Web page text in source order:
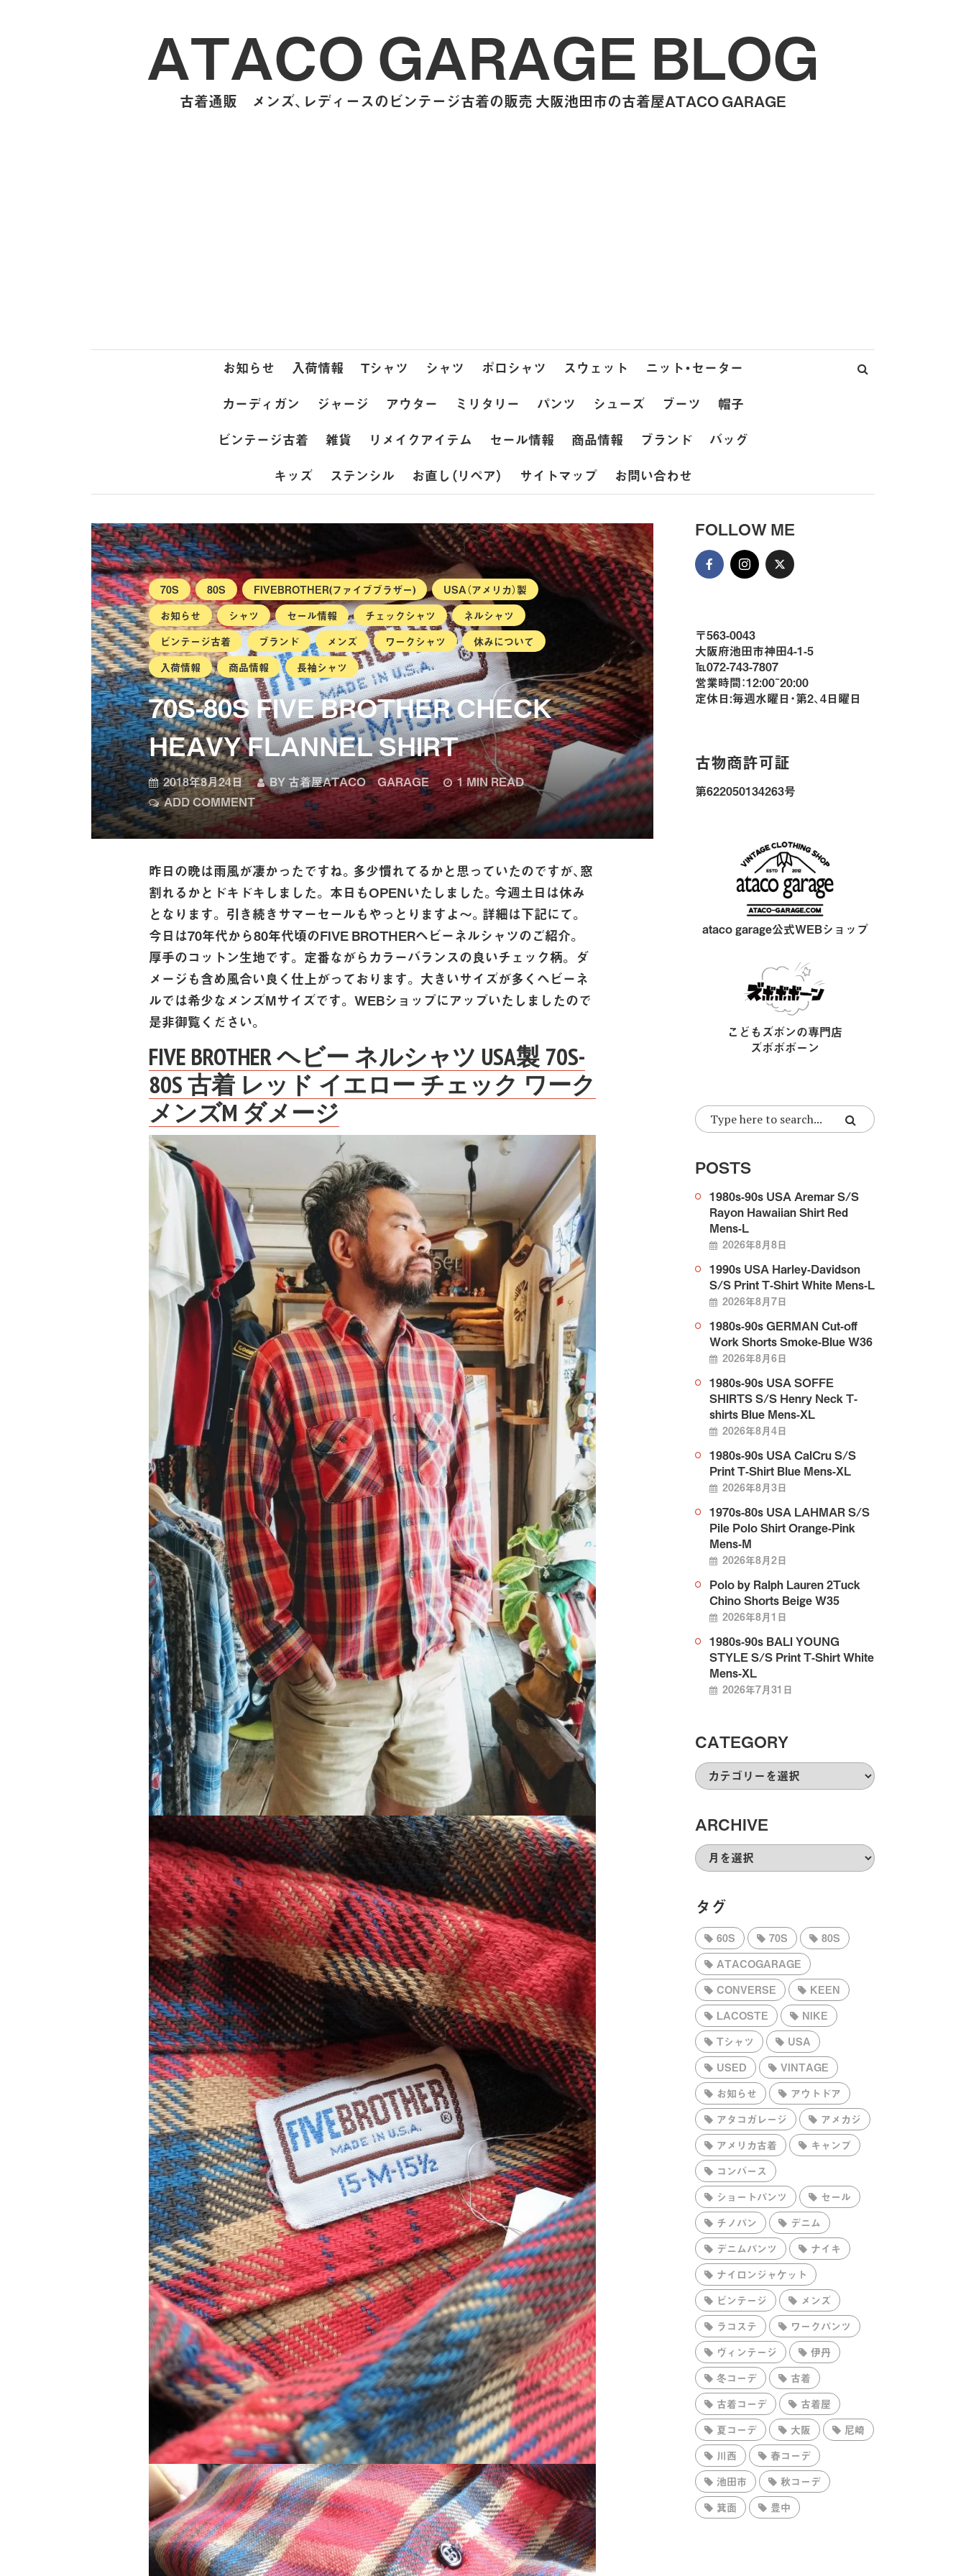
ATACO GARAGE BLOG
古着通販 メンズ、レディースのビンテージ古着の販売 大阪池田市の古着屋ATACO GARAGE
お知らせ 入荷情報 Tシャツ シャツ ポロシャツ スウェット
ニット・セーター
カーディガン
ジャージ アウター ミリタリー パンツ シューズ ブーツ
帽子
ビンテージ古着
雑貨 リメイクアイテム セール情報 商品情報 ブランド
バッグ
キッズ
ステンシル お直し（リペア） サイトマップ お問い合わせ
70S 80S FIVEBROTHER(ファイブブラザー)
USA（アメリカ）製
お知らせ
シャツ セール情報 チェックシャツ
ネルシャツ
ビンテージ古着
ブランド メンズ ワークシャツ
休みについて
入荷情報
商品情報 長袖シャツ
70S-80S FIVE BROTHER CHECK
HEAVY FLANNEL SHIRT
2018年8月24日 BY古着屋ATACO GARAGE
1 MIN READ
ADD COMMENT
昨日の晩は雨風が凄かったですね。多少慣れてるかと思っていたのですが、窓
割れるかとドキドキしました。 本日もOPENいたしました。今週土日は休み
となります。 引き続きサマーセールもやっとりますよ～。詳細は下記にて。
今日は70年代から80年代頃のFIVE BROTHERヘビーネルシャツのご紹介。
厚手のコットン生地です。 定番ながらカラーバランスの良いチェック柄。 ダ
メージも含め風合い良く仕上がっております。 大きいサイズが多くヘビーネ
ルでは希少なメンズMサイズです。 WEBショップにアップいたしましたので
是非御覧ください。
FIVE BROTHER ヘビー ネルシャツ USA製 70S-
80S 古着 レッド イエロー チェック ワーク
メンズM ダメージ
FOLLOW ME
〒563-0043
大阪府池田市神田4-1-5
℡072-743-7807
営業時間：12:00~20:00
定休日:毎週水曜日・第2、4日曜日
古物商許可証
第622050134263号
ataco garage公式WEBショップ
こどもズボンの専門店
ズボボボーン
POSTS
1980s-90s USA Aremar S/S
Rayon Hawaiian Shirt Red
Mens-L
2026年8月8日
1990s USA Harley-Davidson
S/S Print T-Shirt White Mens-L
2026年8月7日
1980s-90s GERMAN Cut-off
Work Shorts Smoke-Blue W36
2026年8月6日
1980s-90s USA SOFFE
SHIRTS S/S Henry Neck T-
shirts Blue Mens-XL
2026年8月4日
1980s-90s USA CalCru S/S
Print T-Shirt Blue Mens-XL
2026年8月3日
1970s-80s USA LAHMAR S/S
Pile Polo Shirt Orange-Pink
Mens-M
2026年8月2日
Polo by Ralph Lauren 2Tuck
Chino Shorts Beige W35
2026年8月1日
1980s-90s BALI YOUNG
STYLE S/S Print T-Shirt White
Mens-XL
2026年7月31日
CATEGORY
CATEGORY
ARCHIVE
ARCHIVE
タグ
60S 70S
80S
ATACOGARAGE
CONVERSE
KEEN
LACOSTE
NIKE
Tシャツ
USA
USED
VINTAGE
お知らせ
アウトドア
アタコガレージ
アメカジ
アメリカ古着
キャンプ
コンバース
ショートパンツ
セール
チノパン
デニム
デニムパンツ
ナイキ
ナイロンジャケット
ビンテージ
メンズ
ラコステ
ワークパンツ
ヴィンテージ
伊丹
冬コーデ
古着
古着コーデ
古着屋
夏コーデ
大阪
尼崎
川西
春コーデ
池田市
秋コーデ
箕面
豊中